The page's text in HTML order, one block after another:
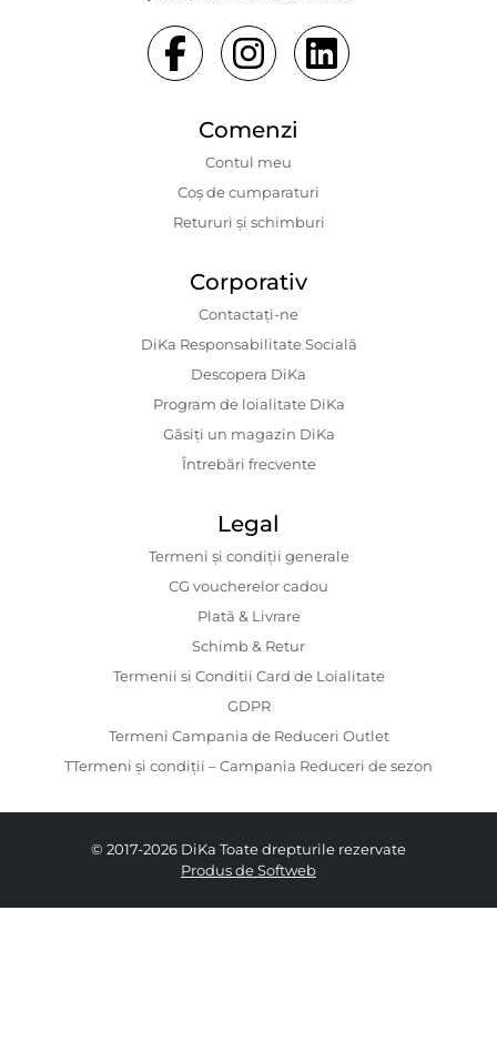
Comenzi
Contul meu
Coș de cumparaturi
Retururi și schimburi
Corporativ
Contactaţi-ne
DiKa Responsabilitate Socială
Descopera DiKa
Program de loialitate DiKa
Găsiți un magazin DiKa
Întrebări frecvente
Legal
Termeni și condiții generale
CG voucherelor cadou
Plată & Livrare
Schimb & Retur
Termenii si Conditii Card de Loialitate
GDPR
Termeni Campania de Reduceri Outlet
TTermeni și condiții – Campania Reduceri de sezon
© 2017-2026 DiKa Toate drepturile rezervate
Produs de Softweb